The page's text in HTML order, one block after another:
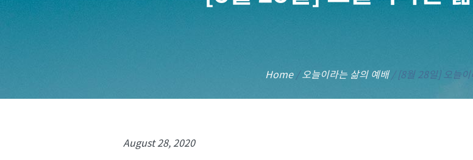
Home /오늘이라는 삶의 예배 /[8월 28일] 오늘
August 28, 2020